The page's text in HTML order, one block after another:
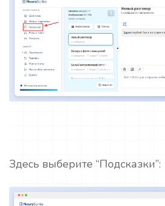
Здесь выберите “Подсказки”: